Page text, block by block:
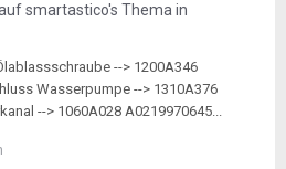
smartastico's Thema in
--> 1200A346
Wasserpumpe --> 1310A376
--> 1060A028 A0219970645...